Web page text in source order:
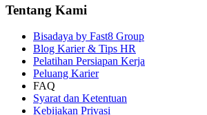
Tentang Kami
Bisadaya by Fast8 Group
Blog Karier & Tips HR
Pelatihan Persiapan Kerja
Peluang Karier
FAQ
Syarat dan Ketentuan
Kebijakan Privasi